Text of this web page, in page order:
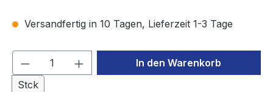
Versandfertig in 10 Tagen, Lieferzeit 1-3 Tage
Produkt Anzahl: Gib den
Stck
In den Warenkorb